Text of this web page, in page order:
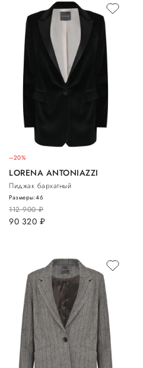
–20%
LORENA ANTONIAZZI
Пиджак бархатный
112 900руб.
90 320 руб.
Размеры:46